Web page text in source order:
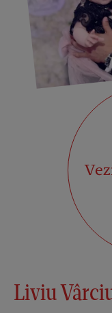
Liviu